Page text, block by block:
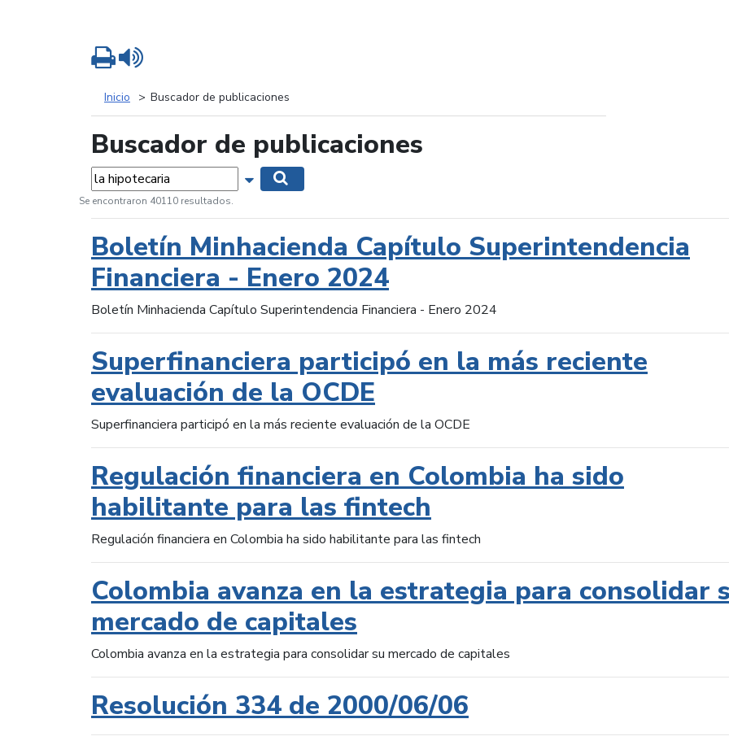
Inicio Buscador de publicaciones
Buscador de publicaciones
Palabras... Mostrar opciones de búsqueda
Se encontraron 40110 resultados.
Boletín Minhacienda Capítulo Superintendencia
Financiera - Enero 2024
Boletín Minhacienda Capítulo Superintendencia Financiera - Enero 2024
Superfinanciera participó en la más reciente
evaluación de la OCDE
Superfinanciera participó en la más reciente evaluación de la OCDE
Regulación financiera en Colombia ha sido
habilitante para las fintech
Regulación financiera en Colombia ha sido habilitante para las fintech
Colombia avanza en la estrategia para consolidar
mercado de capitales
Colombia avanza en la estrategia para consolidar su mercado de capitales
Resolución 334 de 2000/06/06
Imprimir